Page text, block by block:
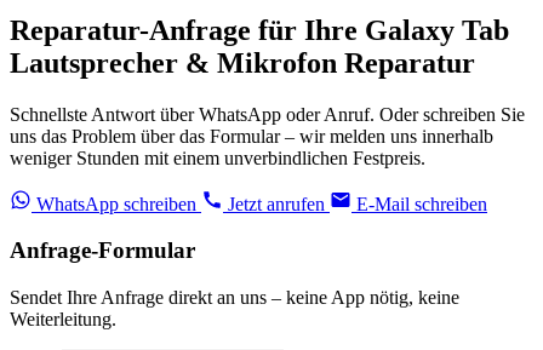
Reparatur-Anfrage für Ihre Galaxy Tab
Lautsprecher & Mikrofon Reparatur
Schnellste Antwort über WhatsApp oder Anruf. Oder schreiben Sie
uns das Problem über das Formular – wir melden uns innerhalb
weniger Stunden mit einem unverbindlichen Festpreis.
WhatsApp schreiben Jetzt anrufen E-Mail schreiben
Anfrage-Formular
Sendet Ihre Anfrage direkt an uns – keine App nötig, keine
Weiterleitung.